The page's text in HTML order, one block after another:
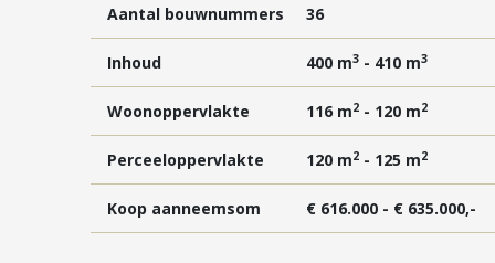
fiets, barbecue of tuinkussens en hier parkeer
alles bij de hand.
3 slaapkamers en zolder met ruimte
Boven vind je nog meer ruimte met 3
badkamer is helemaal af: met een
voor weekendgasten of een hobbyruimte. Je
Aantal bouwnummers 36
Inhoud 400 m3 - 410 m3
Woonoppervlakte 116 m2 - 120 m2
Perceeloppervlakte 120 m2 - 125 m2
Koop aanneemsom € 616.000 - € 635.000,-